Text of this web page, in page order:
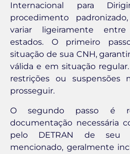
Internacional para
procedimento
variar ligeiramente
estados. O primeiro
situação de sua CNH,
válida e em situação
restrições ou suspensões
prosseguir.
O segundo passo é
documentação necessária
pelo DETRAN de seu
mencionado, geralmente